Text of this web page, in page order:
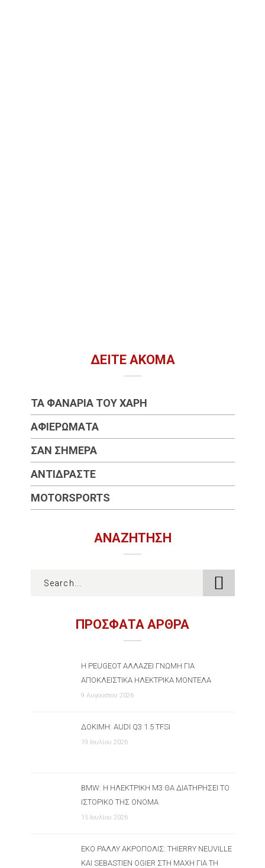
ΔΕΊΤΕ ΑΚΌΜΑ
ΤΑ ΦΑΝΆΡΙΑ ΤΟΥ ΧΆΡΗ
ΑΦΙΕΡΏΜΑΤΑ
ΣΑΝ ΣΉΜΕΡΑ
ΑΝΤΙΔΡΆΣΤΕ
MOTORSPORTS
ΑΝΑΖΉΤΗΣΗ
ΠΡΟΣΦΑΤΑ ΑΡΘΡΑ
Η PEUGEOT ΑΛΛΆΖΕΙ ΓΝΏΜΗ ΓΙΑ
ΑΠΟΚΛΕΙΣΤΙΚΆ ΗΛΕΚΤΡΙΚΆ ΜΟΝΤΈΛΑ
9 Αυγούστου 2026
ΔΟΚΙΜΉ: AUDI Q3 1.5 TFSI
19 Ιουλίου 2026
BMW: Η ΗΛΕΚΤΡΙΚΉ M3 ΘΑ ΔΙΑΤΗΡΉΣΕΙ ΤΟ
ΙΣΤΟΡΙΚΌ ΤΗΣ ΌΝΟΜΑ
15 Ιουλίου 2026
ΕΚΟ ΡΆΛΛΥ ΑΚΡΌΠΟΛΙΣ: THIERRY NEUVILLE
ΚΑΙ SEBASTIEN OGIER ΣΤΗ ΜΆΧΗ ΓΙΑ ΤΗ